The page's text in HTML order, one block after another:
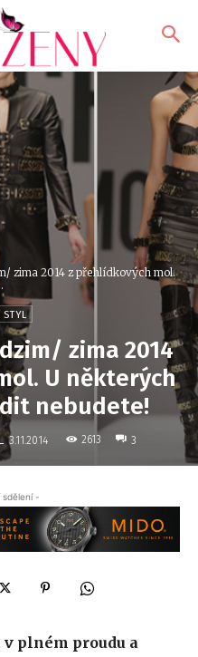
zima 2014 z přehlídkových mol.
zima 2014
U některých
nebudete!
- 3.11.2014 2613 3
-
v plném proudu a